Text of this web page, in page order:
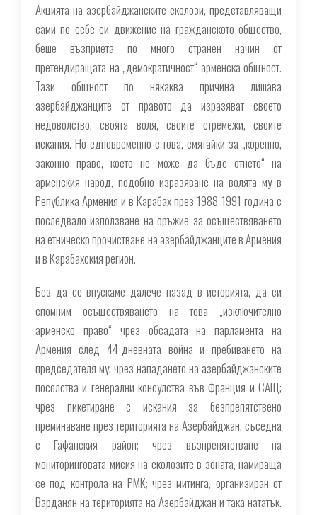
Акцията на азербайджанските еколози, представляващи
сами по себе си движение на гражданското общество,
беше възприета по много странен начин от
претендиращата на „демократичност“ арменска общност.
Тази общност по някаква причина лишава
азербайджанците от правото да изразяват своето
недоволство, своята воля, своите стремежи, своите
искания. Но едновременно с това, смятайки за „коренно,
законно право, което не може да бъде отнето“ на
арменския народ, подобно изразяване на волята му в
Република Армения и в Карабах през 1988-1991 година с
последвало използване на оръжие за осъществяването
на етническо прочистване на азербайджанците в Армения
и в Карабахския регион.
Без да се впускаме далече назад в историята, да си
спомним осъществяването на това „изключително
арменско право“ чрез обсадата на парламента на
Армения след 44-дневната война и пребиването на
председателя му; чрез нападането на азербайджанските
посолства и генерални консулства във Франция и САЩ;
чрез пикетиране с искания за безпрепятствено
преминаване през територията на Азербайджан, съседна
с Гафанския район; чрез възпрепятстване на
мониторинговата мисия на еколозите в зоната, намираща
се под контрола на РМК; чрез митинга, организиран от
Варданян на територията на Азербайджан и така нататък.